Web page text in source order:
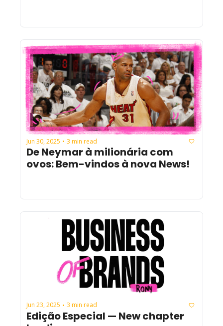
Jun 30, 2025 • 3 min read
De Neymar à milionária com
ovos: Bem-vindos à nova News!
Jun 23, 2025 • 3 min read
Edição Especial — New chapter